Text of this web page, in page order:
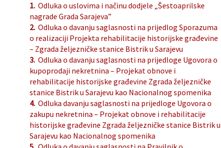
1. Odluka o uslovima i načinu dodjele „Šestoaprilske
nagrade Grada Sarajeva”
2. Odluka o davanju saglasnosti na prijedlog Sporazuma
o realizaciji Projekta rehabilitacije historijske građevine
– Zgrada željezničke stanice Bistrik u Sarajevu
3. Odluka o davanju saglasnosti na prijedloge Ugovora o
kupoprodaji nekretnina – Projekat obnove i
rehabilitacije historijske građevine Zgrada željezničke
stanice Bistrik u Sarajevu kao Nacionalnog spomenika
4. Odluka davanju saglasnosti na prijedloge Ugovora o
zakupu nekretnina – Projekat obnove i rehabilitacije
historijske građevine Zgrada željezničke stanice Bistrik u
Sarajevu kao Nacionalnog spomenika